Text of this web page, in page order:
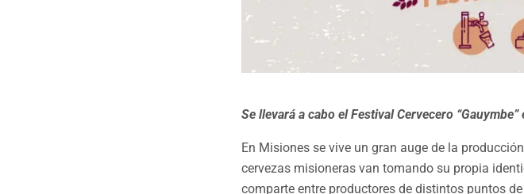
Se llevará a cabo el Festival Cervecero
En Misiones se vive un gran auge de la
cervezas misioneras van tomando su propia
comparte entre productores de distintos puntos